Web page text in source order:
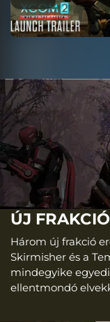
ÚJ
Három új frakció
Skirmisher és a
mindegyike
ellentmondó